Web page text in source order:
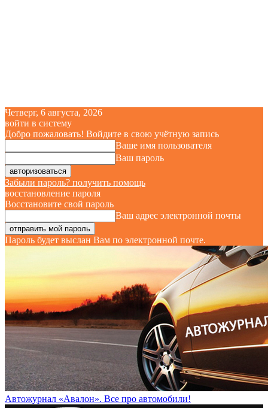
Четверг, 6 августа, 2026
войти в систему
Добро пожаловать! Войдите в свою учётную запись
Ваше имя пользователя
Ваш пароль
Забыли пароль? получить помощь
восстановление пароля
Восстановите свой пароль
Ваш адрес электронной почты
Пароль будет выслан Вам по электронной почте.
Автожурнал «Авалон». Все про автомобили!